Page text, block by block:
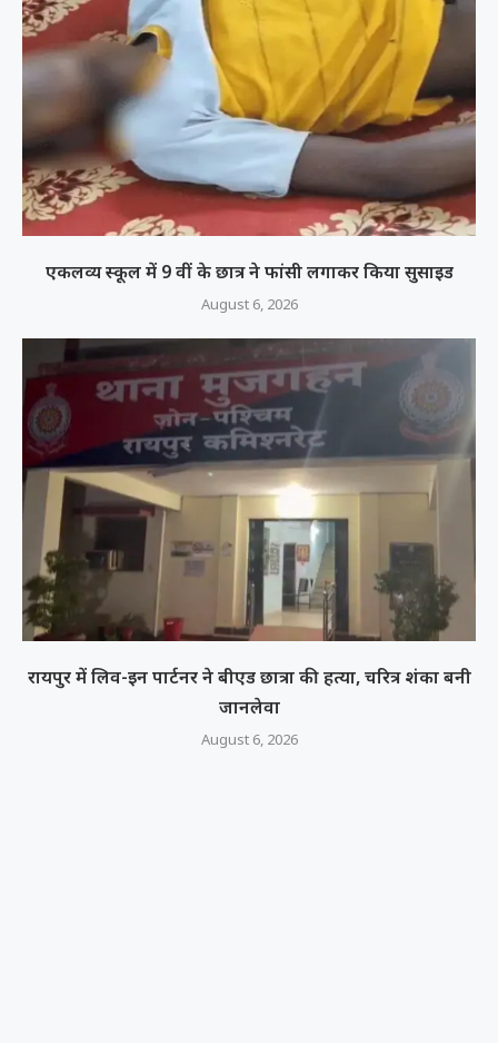
एकलव्य स्कूल में 9 वीं के छात्र ने फांसी लगाकर किया सुसाइड
August 6, 2026
रायपुर में लिव-इन पार्टनर ने बीएड छात्रा की हत्या, चरित्र शंका बनी
जानलेवा
August 6, 2026